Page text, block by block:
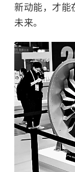
新动能，才能
未来。